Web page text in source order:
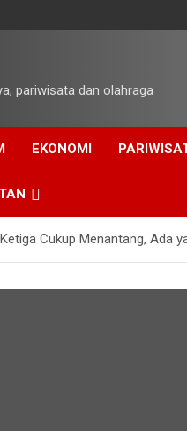
pariwisata dan olahraga
EKONOMI
Cukup Menantang, Ada